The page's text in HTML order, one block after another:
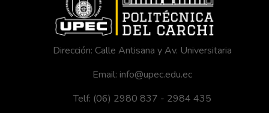
Dirección: Calle Antisana y Av. Universitaria
Email: info@upec.edu.ec
Telf: (06) 2980 837 - 2984 435